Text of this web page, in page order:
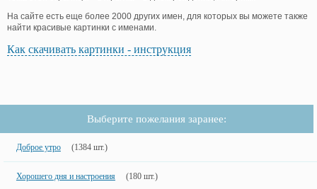
На сайте есть еще более 2000 других имен, для которых вы можете также
найти красивые картинки с именами.
Как скачивать картинки - инструкция
Выберите пожелания заранее:
Доброе утро (1384 шт.)
Хорошего дня и настроения (180 шт.)